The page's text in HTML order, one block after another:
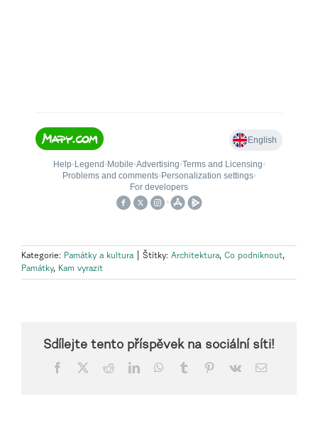
Kategorie: Památky a kultura Štítky: Architektura, Co podniknout,
Památky, Kam vyrazit
Sdílejte tento příspěvek na sociální síti!
Facebook RedditLinkedInWhatsApp
Tumblr Pinterest
Vk
E-